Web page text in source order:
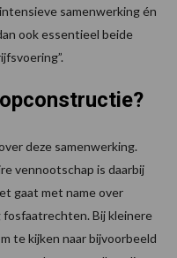
samenwerking én
ook essentieel beide
deze samenwerking.
vennootschap is daarbij
gaat met name over
fosfaatrechten. Bij kleinere
te kijken naar bijvoorbeeld